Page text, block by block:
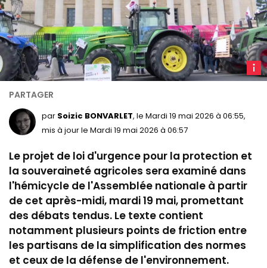
par Soizic BONVARLET, le Mardi 19 mai 2026 à 06:55,
mis à jour le Mardi 19 mai 2026 à 06:57
Le projet de loi d'urgence pour la protection et
la souveraineté agricoles sera examiné dans
l'hémicycle de l'Assemblée nationale à partir
de cet après-midi, mardi 19 mai, promettant
des débats tendus. Le texte contient
notamment plusieurs points de friction entre
les partisans de la simplification des normes
et ceux de la défense de l'environnement.